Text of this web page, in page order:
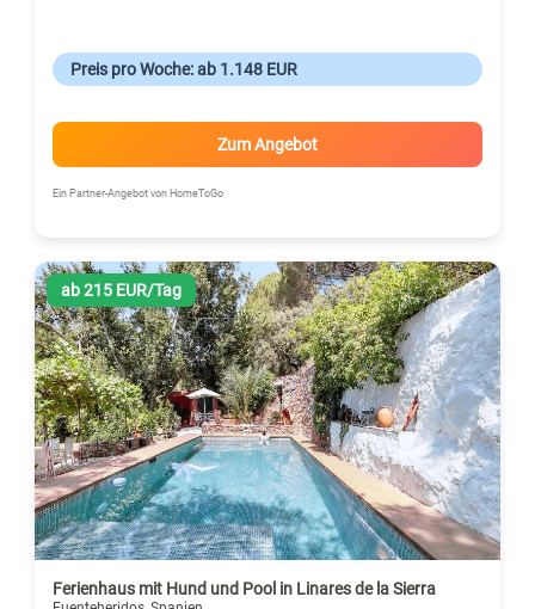
Preis pro Woche: ab 1.148 EUR
Zum Angebot
Ein Partner-Angebot von HomeToGo
ab 215 EUR/Tag
Ferienhaus mit Hund und Pool in Linares de la Sierra